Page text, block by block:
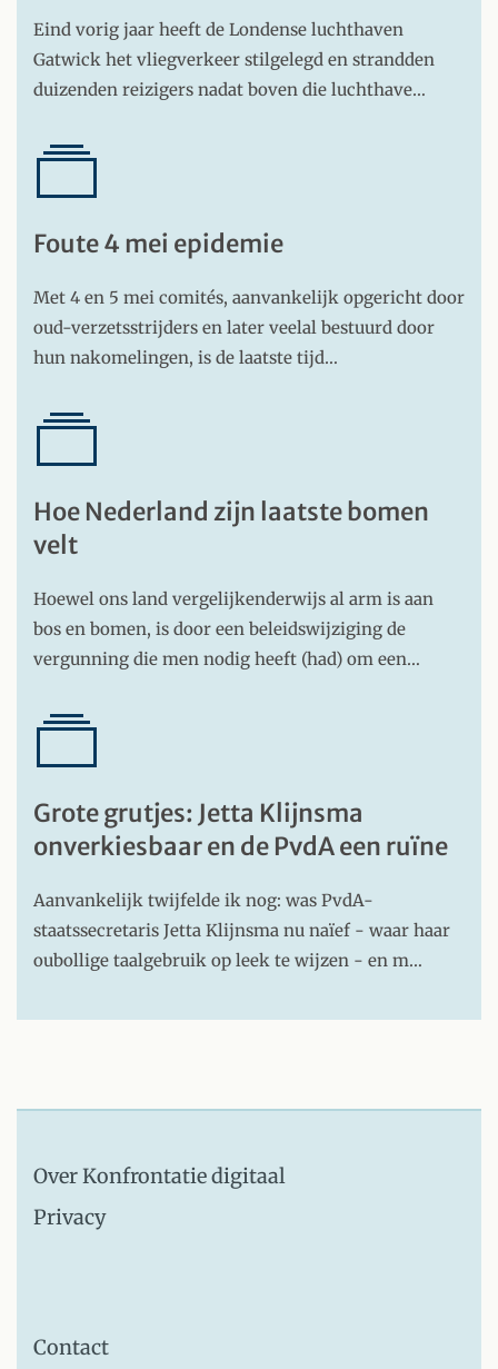
Eind vorig jaar heeft de Londense luchthaven
Gatwick het vliegverkeer stilgelegd en strandden
duizenden reizigers nadat boven die luchthave…
Foute 4 mei epidemie
Met 4 en 5 mei comités, aanvankelijk opgericht door
oud-verzetsstrijders en later veelal bestuurd door
hun nakomelingen, is de laatste tijd…
Hoe Nederland zijn laatste bomen
velt
Hoewel ons land vergelijkenderwijs al arm is aan
bos en bomen, is door een beleidswijziging de
vergunning die men nodig heeft (had) om een…
Grote grutjes: Jetta Klijnsma
onverkiesbaar en de PvdA een ruïne
Aanvankelijk twijfelde ik nog: was PvdA-
staatssecretaris Jetta Klijnsma nu naïef - waar haar
oubollige taalgebruik op leek te wijzen - en m…
Over Konfrontatie digitaal
Privacy
Contact